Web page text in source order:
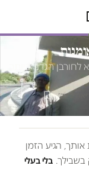
הגדול ביותר
הגיע הזמן
בלי בעלי